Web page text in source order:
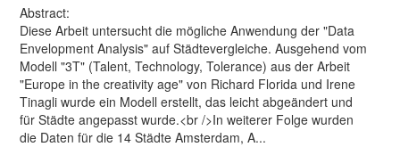
Abstract:
Diese Arbeit untersucht die mögliche Anwendung der "Data
Envelopment Analysis" auf Städtevergleiche. Ausgehend vom
Modell "3T" (Talent, Technology, Tolerance) aus der Arbeit
"Europe in the creativity age" von Richard Florida und Irene
Tinagli wurde ein Modell erstellt, das leicht abgeändert und
für Städte angepasst wurde.<br />In weiterer Folge wurden
die Daten für die 14 Städte Amsterdam, A...